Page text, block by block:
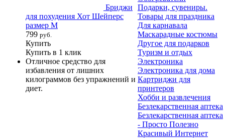
Бриджи
для похудения Хот Шейперс
размер M
799 руб.
Купить
Купить в 1 клик
Отличное средство для
избавления от лишних
килограммов без упражнений и
диет.
Подарки, сувениры.
Товары для праздника
Для карнавала
Маскарадные костюмы
Другое для подарков
Туризм и отдых
Электроника
Электроника для дома
Картриджи для
принтеров
Хобби и развлечения
Безлекарственная аптека
Безлекарственная аптека
- Просто Полезно
Красивый Интернет